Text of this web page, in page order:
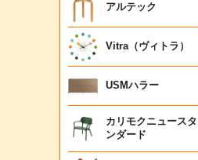
アルテック
Vitra（ヴィトラ）
USMハラー
カリモクニュースタ
ンダード